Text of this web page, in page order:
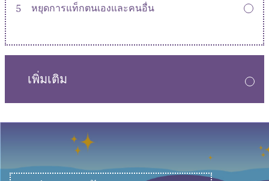
5 หยุดการแท็กตนเองและคนอื่น
เพิ่มเติม